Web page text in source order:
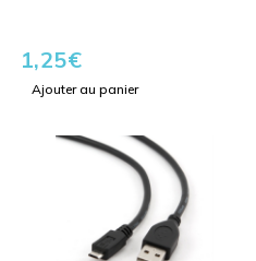
1,25€
Ajouter au panier